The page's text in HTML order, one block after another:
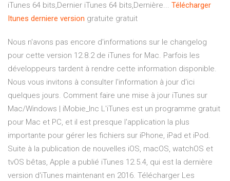
iTunes 64 bits,Dernier iTunes 64 bits,Dernière... Télécharger
Itunes derniere version gratuite gratuit
Nous n'avons pas encore d'informations sur le changelog
pour cette version 12.8.2 de iTunes for Mac. Parfois les
développeurs tardent à rendre cette information disponible.
Nous vous invitons à consulter l'information à jour d'ici
quelques jours. Comment faire une mise à jour iTunes sur
Mac/Windows | iMobie_Inc L'iTunes est un programme gratuit
pour Mac et PC, et il est presque l'application la plus
importante pour gérer les fichiers sur iPhone, iPad et iPod.
Suite à la publication de nouvelles iOS, macOS, watchOS et
tvOS bêtas, Apple a publié iTunes 12.5.4, qui est la dernière
version d'iTunes maintenant en 2016. Télécharger Les